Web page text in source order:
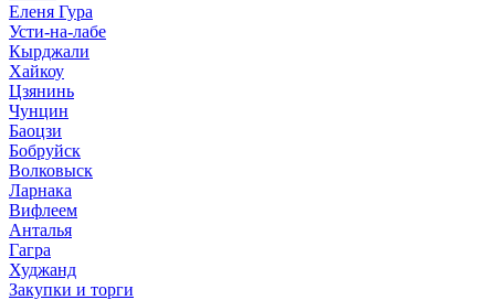
Еленя Гура
Усти-на-лабе
Кырджали
Хайкоу
Цзянинь
Чунцин
Баоцзи
Бобруйск
Волковыск
Ларнака
Вифлеем
Анталья
Гагра
Худжанд
Закупки и торги